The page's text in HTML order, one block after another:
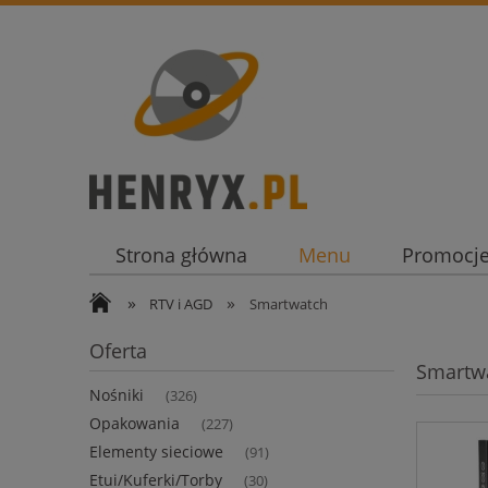
Strona główna Menu
» RTV i AGD » Smartwatch
Oferta
Nośniki (326)
Opakowania (227)
Elementy sieciowe (91)
Etui/Kuferki/Torby (30)